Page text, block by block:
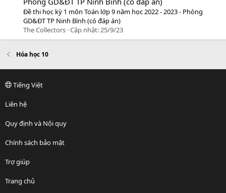
Đề thi học kỳ 1 môn Toán lớp 9 năm học 2022 - 2023 - Phòng
GD&ĐT TP Ninh Bình (có đáp án)
The Collectors Cập nhật: 25/9/23
Hóa học 10
Tiếng Việt
Liên hệ
Quy định và Nội quy
Chính sách bảo mật
Trợ giúp
Trang chủ